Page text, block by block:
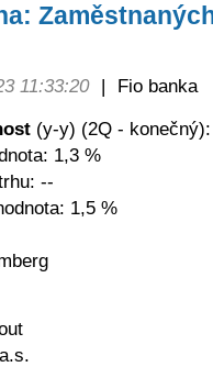
11:33:20 |
Fio banka
(y-y) (2Q - konečný):
1,3 %
--
1,5 %